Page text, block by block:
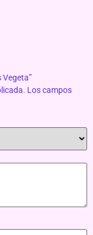
Vegeta”
Los campos